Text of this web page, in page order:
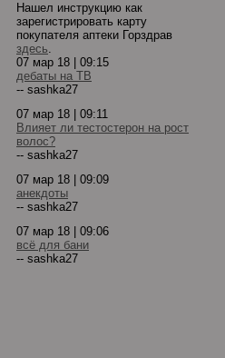
Нашел инструкцию как
зарегистрировать карту
покупателя аптеки Горздрав
здесь.
07 мар 18 | 09:15
дебаты на ТВ
-- sashka27
07 мар 18 | 09:11
Влияет ли тестостерон на рост
волос?
-- sashka27
07 мар 18 | 09:09
анекдоты
-- sashka27
07 мар 18 | 09:06
всё для бани
-- sashka27